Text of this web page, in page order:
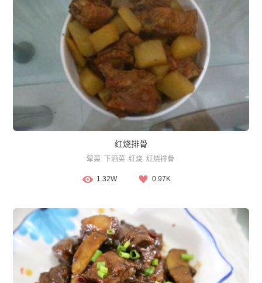
红烧排骨
荤菜 下酒菜 红烧 红烧排骨
1.32W 0.97K